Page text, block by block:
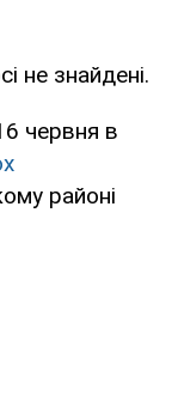
не знайдені.
червня в
районі